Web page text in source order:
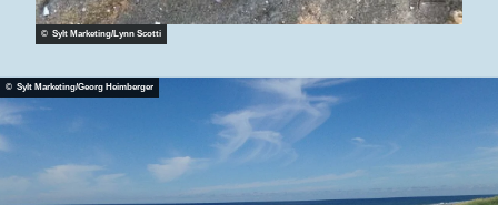
© Sylt Marketing/Lynn Scotti
© Sylt Marketing/Georg Heimberger